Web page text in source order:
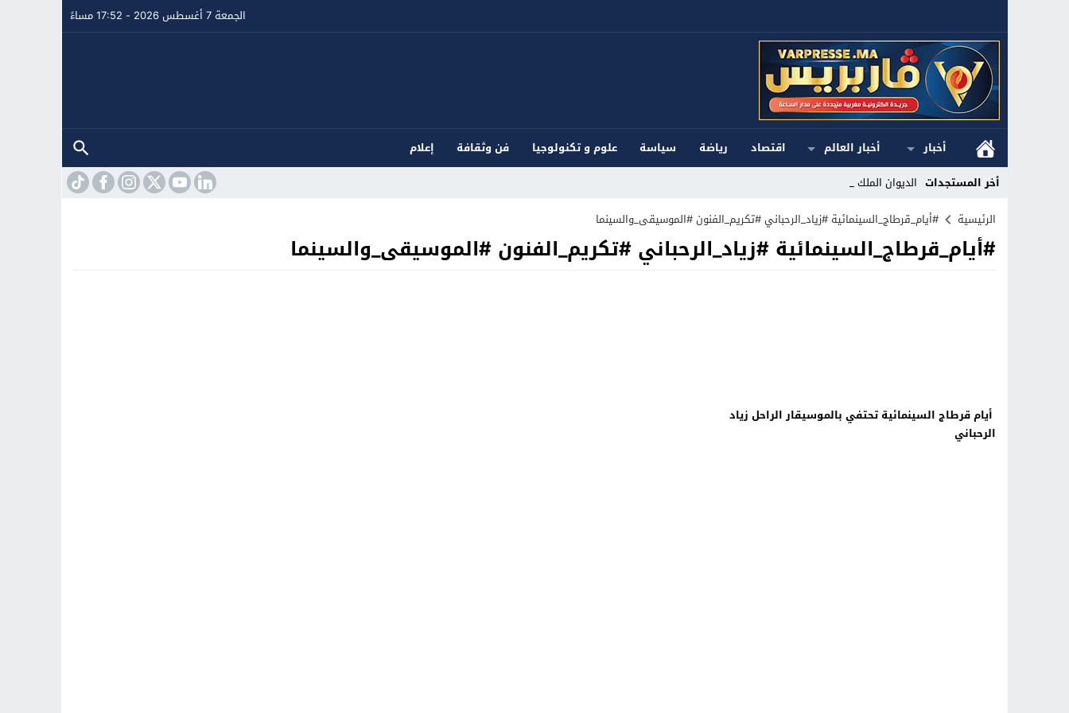
الجمعة 7 أغسطس 2026 - 17:52 مساءً
أخبار أخبار العالم اقتصاد رياضة سياسة علوم و تكنولوجيا فن وثقافة
إعلام
أخر المستجدات الديوان الملكي ا_
Stop
Previous
الرئيسية #أيام_قرطاج_السينمائية #زياد_الرحباني #تكريم_الفنون #الموسيقى_والسينما
#أيام_قرطاج_السينمائية #زياد_الرحباني #تكريم_الفنون #الموسيقى_والسينما
أيام قرطاج السينمائية تحتفي بالموسيقار الراحل زياد
الرحباني